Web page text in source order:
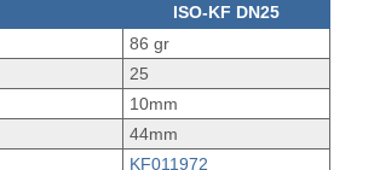
ISO-KF DN25
86 gr
25
10mm
44mm
KF011972